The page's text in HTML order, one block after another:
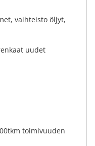
vaihteisto öljyt,
uudet
toimivuuden